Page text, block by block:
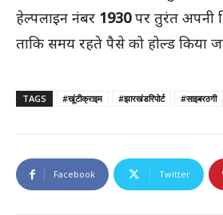
हेल्पलाइन नंबर 1930पर तुरंत अपनी
ताकि समय रहते पैसे को होल्ड किया
TAGS #खूंटीक्राइम #झारखंडरिपोर्ट #साइबरठगी
Facebook Twitter